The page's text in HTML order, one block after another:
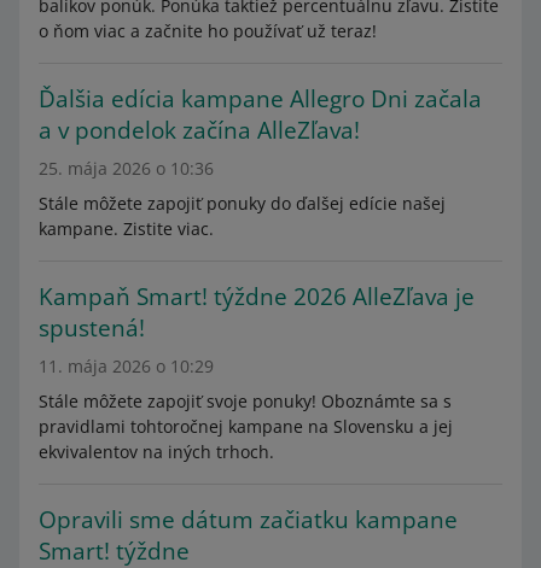
balíkov ponúk. Ponúka taktiež percentuálnu zľavu. Zistite
o ňom viac a začnite ho používať už teraz!
Ďalšia edícia kampane Allegro Dni začala
a v pondelok začína AlleZľava!
25. mája 2026 o 10:36
Stále môžete zapojiť ponuky do ďalšej edície našej
kampane. Zistite viac.
Kampaň Smart! týždne 2026 AlleZľava je
spustená!
11. mája 2026 o 10:29
Stále môžete zapojiť svoje ponuky! Oboznámte sa s
pravidlami tohtoročnej kampane na Slovensku a jej
ekvivalentov na iných trhoch.
Opravili sme dátum začiatku kampane
Smart! týždne